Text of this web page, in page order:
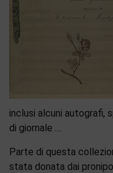
inclusi alcuni autografi,
di giornale …
Parte di questa
stata donata dai